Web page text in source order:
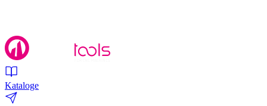
Kataloge